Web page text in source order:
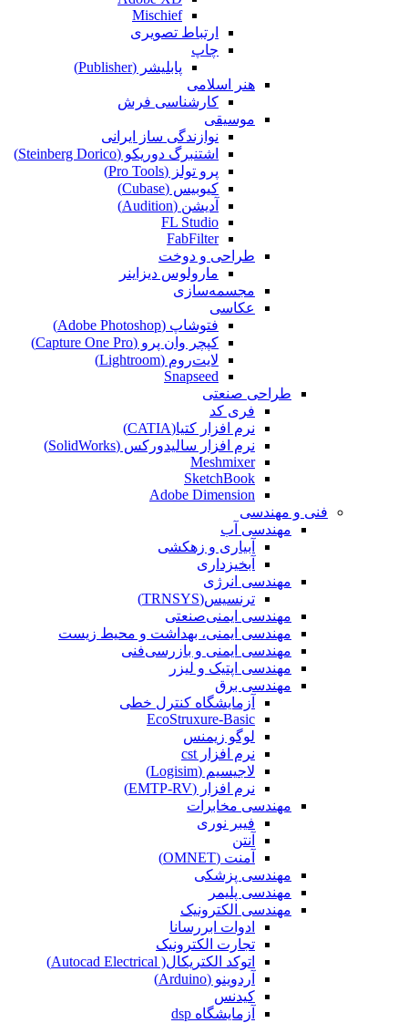
Mischief
ارتباط تصویری
چاپ
پابلیشر (Publisher)
هنر اسلامی
کارشناسی فرش
موسیقی
نوازندگی ساز ایرانی
اشتنبرگ دوریکو (Steinberg Dorico)
پرو تولز (Pro Tools)
کیوبیس (Cubase‎)
آدیشن (Audition)
FL Studio
FabFilter
طراحی و دوخت
مارولوس دیزاینر
مجسمه‌سازی‌
عکاسی
فتوشاپ (Adobe Photoshop)
کپچر وان پرو (Capture One Pro)
لایت‌روم (Lightroom)
Snapseed
طراحی صنعتی
فری کد
نرم افزار کتیا(CATIA)
نرم افزار سالیدورکس (SolidWorks)
Meshmixer
SketchBook
Adobe Dimension
فنی و مهندسی
مهندسی آب
آبیاری و زهکشی
آبخیزداری
مهندسی انرژی
ترنسیس(TRNSYS)
مهندسی ایمنی‌صنعتی
مهندسی ایمنی، بهداشت و محیط زیست
مهندسی ایمنی‌ و‌ بازرسی‌فنی
مهندسی اپتیک و لیزر
مهندسی برق
آزمایشگاه کنترل خطی
EcoStruxure-Basic
لوگو زیمنس
نرم افزار cst
لاجیسیم (Logisim)
نرم افزار (EMTP-RV)
مهندسی مخابرات
فیبر نوری
آنتن
آمنت (OMNET)
مهندسی پزشکی
مهندسی پلیمر
مهندسی الکترونیک
ادوات ابررسانا
تجارت الکترونیک
اتوکد الکتریکال( Autocad Electrical)
آردوینو (Arduino)
کیدنس
آزمایشگاه dsp